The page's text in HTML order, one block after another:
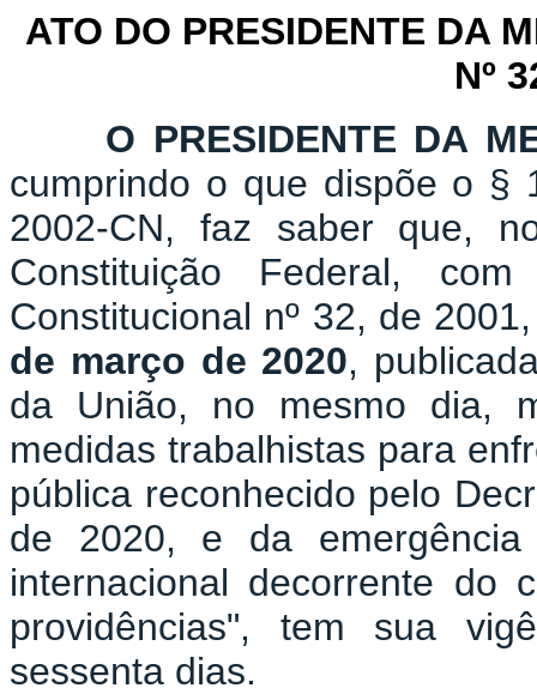
ATO DO PRESIDENTE DA
Nº
O PRESIDENTE DA
cumprindo o que dispõe o §
2002-CN, faz saber que,
Constituição Federal,
Constitucional nº 32, de
de março de 2020,
da União, no mesmo dia,
medidas trabalhistas para
pública reconhecido pelo
de 2020, e da
internacional decorrente do
providências", tem sua
sessenta dias.